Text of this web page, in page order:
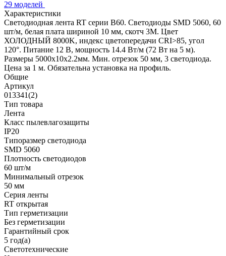
29 моделей
Характеристики
Светодиодная лента RT серии B60. Светодиоды SMD 5060, 60
шт/м, белая плата шириной 10 мм, скотч 3M. Цвет
ХОЛОДНЫЙ 8000K, индекс цветопередачи CRI>85, угол
120°. Питание 12 В, мощность 14.4 Вт/м (72 Вт на 5 м).
Размеры 5000x10x2.2мм. Мин. отрезок 50 мм, 3 светодиода.
Цена за 1 м. Обязательна установка на профиль.
Общие
Артикул
013341(2)
Тип товара
Лента
Класс пылевлагозащиты
IP20
Типоразмер светодиода
SMD 5060
Плотность светодиодов
60 шт/м
Минимальный отрезок
50 мм
Серия ленты
RT открытая
Тип герметизации
Без герметизации
Гарантийный срок
5 год(а)
Светотехнические